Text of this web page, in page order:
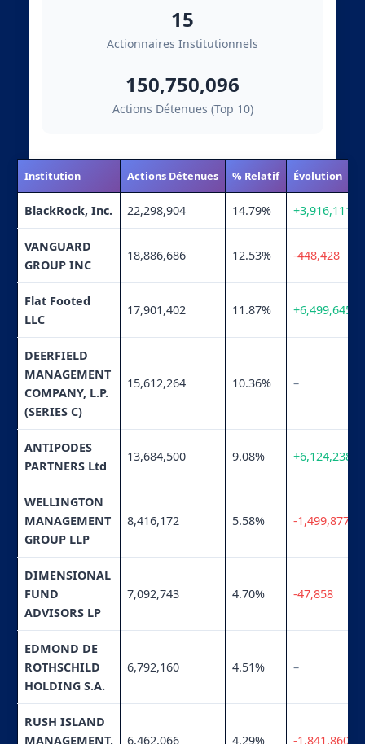
15
Actionnaires Institutionnels
150,750,096
Actions Détenues (Top 10)
Institution Actions Détenues % Relatif Évolution
BlackRock, Inc. 22,298,904 14.79% +3,916,111
VANGUARD
GROUP INC
18,886,686 12.53% -448,428
Flat Footed
LLC
17,901,402 11.87% +6,499,645
DEERFIELD
MANAGEMENT
COMPANY, L.P.
(SERIES C)
15,612,264 10.36% –
ANTIPODES
PARTNERS Ltd
13,684,500 9.08% +6,124,238
WELLINGTON
MANAGEMENT
GROUP LLP
8,416,172 5.58% -1,499,877
DIMENSIONAL
FUND
ADVISORS LP
7,092,743 4.70% -47,858
EDMOND DE
ROTHSCHILD
HOLDING S.A.
6,792,160 4.51% –
RUSH ISLAND
MANAGEMENT,
6,462,066 4.29% -1,841,860